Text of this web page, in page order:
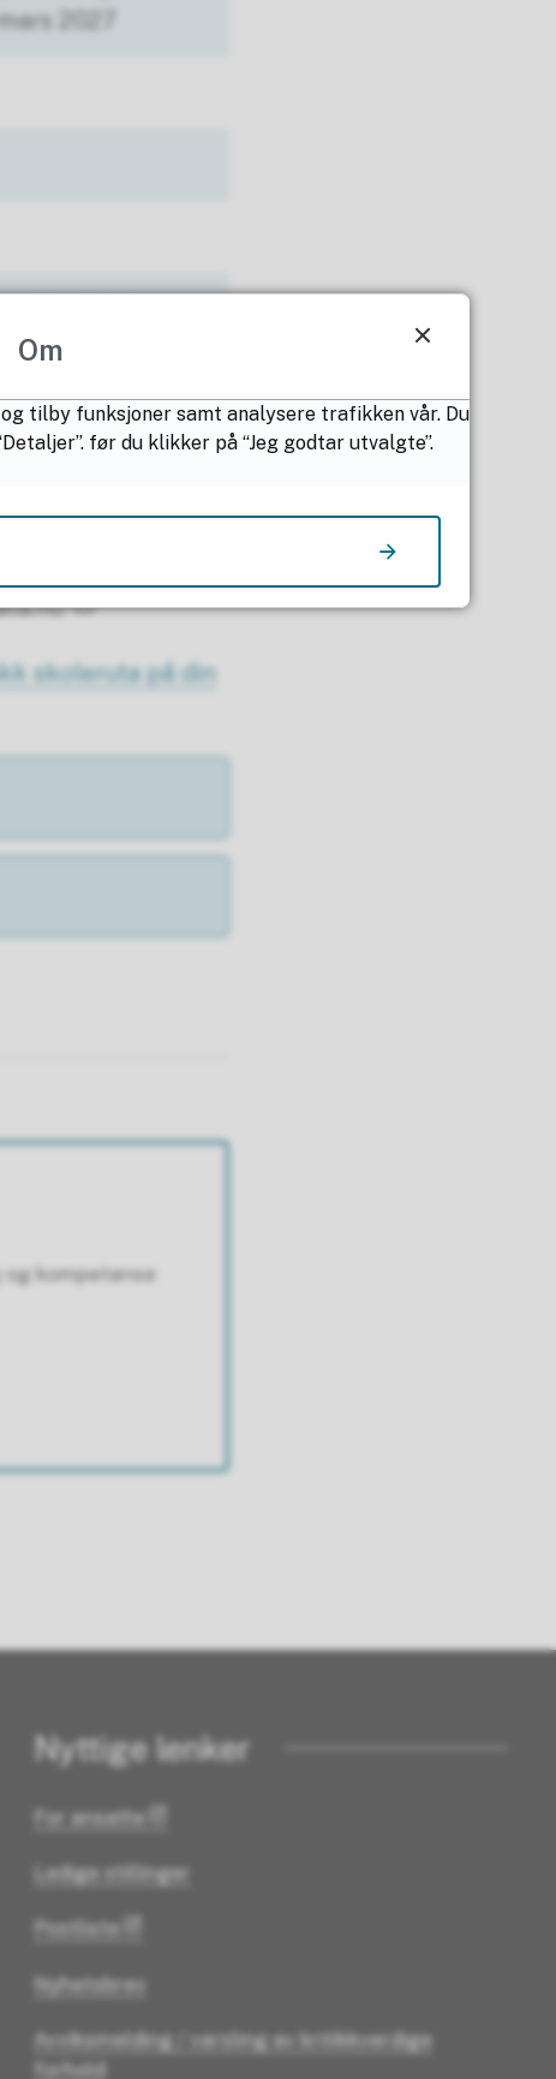
2027
skoledag 18.
skoleruta på din
og kompetanse
Nyttige lenker
For ansatte
Ledige stillinger
Postliste
Nyhetsbrev
Avviksmelding / varsling av kritikkverdige
forhold
Om
tilby funksjoner samt analysere trafikken vår. Du
før du klikker på “Jeg godtar utvalgte”.